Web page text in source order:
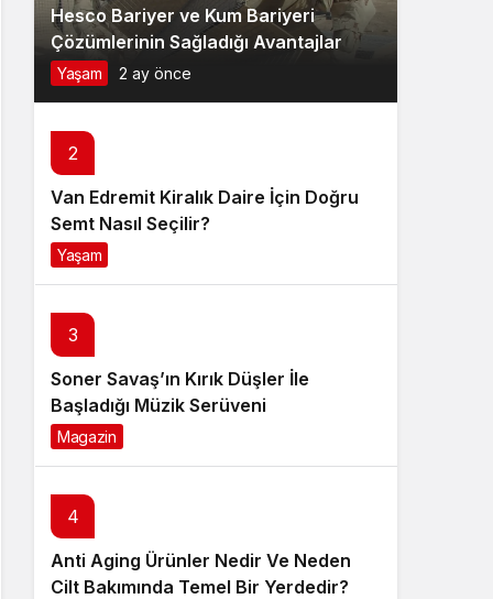
Hesco Bariyer ve Kum Bariyeri
Çözümlerinin Sağladığı Avantajlar
Yaşam 2 ay önce
2
Van Edremit Kiralık Daire İçin Doğru
Semt Nasıl Seçilir?
Yaşam
3
Soner Savaş’ın Kırık Düşler İle
Başladığı Müzik Serüveni
Magazin
4
Anti Aging Ürünler Nedir Ve Neden
Cilt Bakımında Temel Bir Yerdedir?